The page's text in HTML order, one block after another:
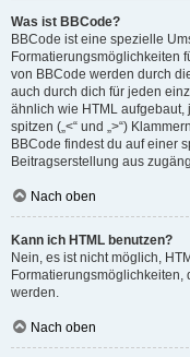
Was ist BBCode?
BBCode ist eine spezielle
Formatierungsmöglichkeiten
von BBCode werden durch
auch durch dich für jeden
ähnlich wie HTML aufgebaut,
spitzen („<“ und „>“)
BBCode findest du auf einer
Beitragserstellung aus
Nach oben
Kann ich HTML benutzen?
Nein, es ist nicht möglich,
Formatierungsmöglichkeiten,
werden.
Nach oben